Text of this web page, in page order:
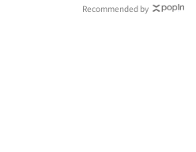
Recommended by